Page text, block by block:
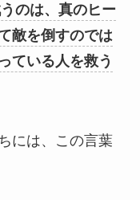
のは、真のヒー
敵を倒すのでは
ている人を救う
には、この言葉